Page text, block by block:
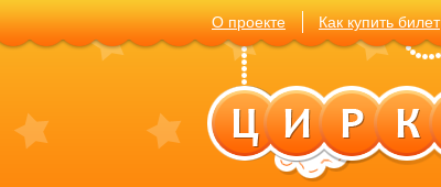
О проекте Как купить билет